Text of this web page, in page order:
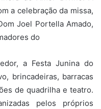
a celebração da missa,
Joel Portella Amado,
do
a Festa Junina do
brincadeiras, barracas
de quadrilha e teatro.
pelos próprios